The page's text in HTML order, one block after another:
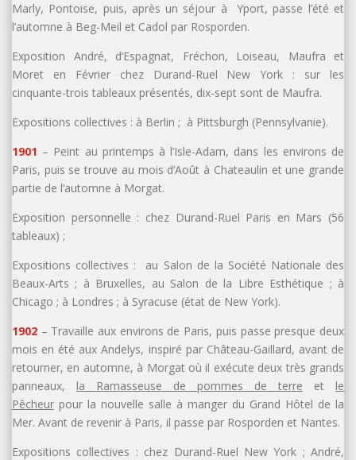
Marly, Pontoise, puis, après un séjour à Yport, passe l’été et
l’automne à Beg-Meil et Cadol par Rosporden.
Exposition André, d’Espagnat, Fréchon, Loiseau, Maufra et
Moret en Février chez Durand-Ruel New York : sur les
cinquante-trois tableaux présentés, dix-sept sont de Maufra.
Expositions collectives : à Berlin ; à Pittsburgh (Pennsylvanie).
1901 – Peint au printemps à l’Isle-Adam, dans les environs de
Paris, puis se trouve au mois d’Août à Chateaulin et une grande
partie de l’automne à Morgat.
Exposition personnelle : chez Durand-Ruel Paris en Mars (56
tableaux) ;
Expositions collectives : au Salon de la Société Nationale des
Beaux-Arts ; à Bruxelles, au Salon de la Libre Esthétique ; à
Chicago ; à Londres ; à Syracuse (état de New York).
1902 – Travaille aux environs de Paris, puis passe presque deux
mois en été aux Andelys, inspiré par Château-Gaillard, avant de
retourner, en automne, à Morgat où il exécute deux très grands
panneaux,
la Ramasseuse de pommes de terre et
le
Pêcheur pour la nouvelle salle à manger du Grand Hôtel de la
Mer. Avant de revenir à Paris, il passe par Rosporden et Nantes.
Expositions collectives : chez Durand-Ruel New York ; André,